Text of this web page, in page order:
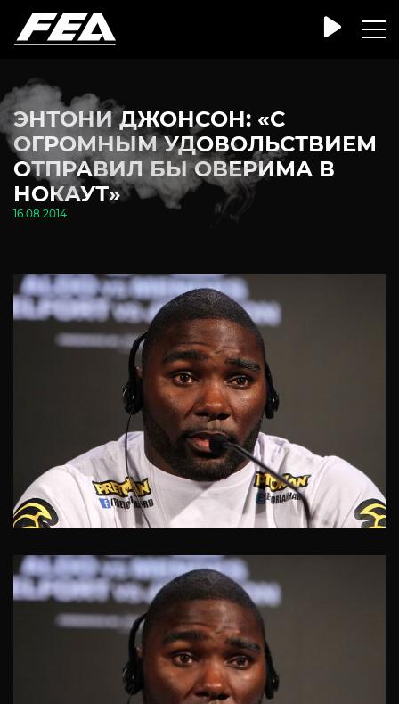
ЭНТОНИ ДЖОНСОН: «С
ОГРОМНЫМ УДОВОЛЬСТВИЕМ
ОТПРАВИЛ БЫ ОВЕРИМА В
НОКАУТ»
16.08.2014